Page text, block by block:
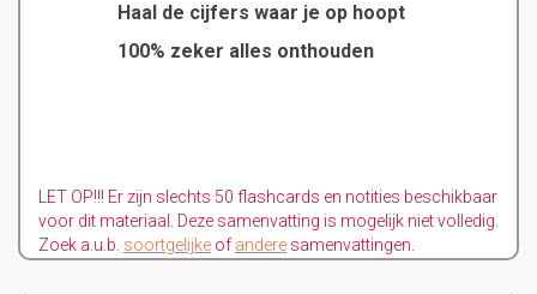
Haal de cijfers waar je op hoopt
100% zeker alles onthouden
LET OP!!! Er zijn slechts 50 flashcards en notities beschikbaar
voor dit materiaal. Deze samenvatting is mogelijk niet volledig.
Zoek a.u.b. soortgelijke of andere samenvattingen.